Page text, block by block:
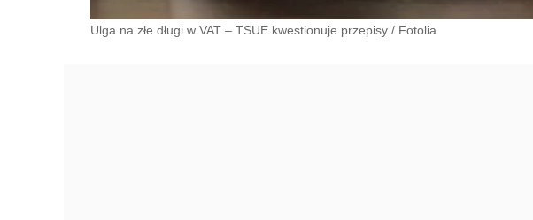
Ulga na złe długi w VAT – TSUE kwestionuje przepisy / Fotolia